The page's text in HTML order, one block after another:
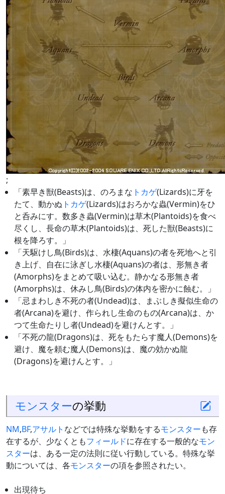
;
「素早き獣(Beasts)は、のろまな トカゲ(Lizards)に牙を
たて、動かぬ トカゲ(Lizards)はおろかな蟲(Vermin)をひ
と呑みにす。数多き蟲(Vermin)は草木(Plantoids)を食べ
尽くし、長命の草木(Plantoids)は、死した獣(Beasts)に
根を降ろす。」
「天駆けし鳥(Birds)は、水棲(Aquans)の者を死地へと引
き上げ、自在に泳ぎし水棲(Aquans)の者は、形無き者
(Amorphs)をまとめて吸い込む。静かなる形無き者
(Amorphs)は、休みし鳥(Birds)の体内を密かに蝕む。」
「忌まわしき不死の者(Undead)は、まぶしき擬似生命の
者(Arcana)を避け、作られし生命のもの(Arcana)は、か
つて生命たりし者(Undead)を避けんとす。」
「不死の龍(Dragons)は、死をもたらす魔人(Demons)を
避け、魔を頼む魔人(Demons)は、魔の効かぬ龍
(Dragons)を避けんとす。」
モンスターの挙動
NM,BF,アサルト などでは特殊な挙動をするモンスターも存
在するが、少なくともフィールドに存在する一般的なモン
スターは、ある一定の法則に従い行動している。特殊な挙
動については、各モンスターの項を参照されたい。
出現待ち